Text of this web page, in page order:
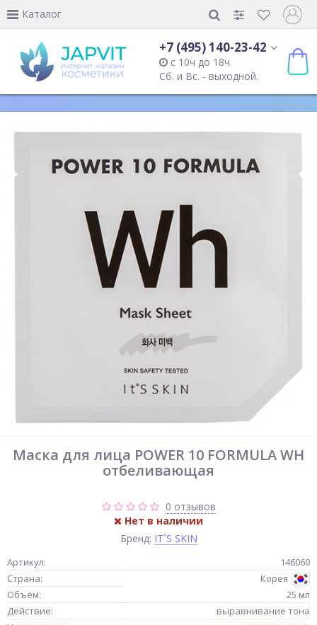
Каталог
+7 (495) 140-23-42
с 10ч до 18ч
Сб. и Вс. - выходной.
Маска для лица POWER 10 FORMULA WH
отбеливающая
0 отзывов
Нет в наличии
Бренд: IT`S SKIN
Артикул:
146060
Страна:
Корея
Объём:
25 мл
Действие:
выравнивание тона